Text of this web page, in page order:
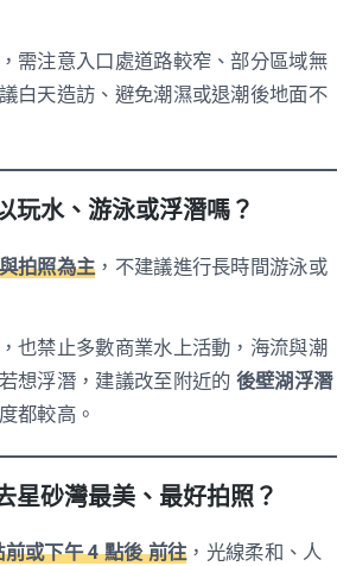
需注意入口處道路較窄、部分區域無
白天造訪、避免潮濕或退潮後地面不
玩水、游泳或浮潛嗎？
拍照為主 ，不建議進行長時間游泳或
也禁止多數商業水上活動，海流與潮
想浮潛，建議改至附近的 後壁湖浮潛
都較高。
星砂灣最美、最好拍照？
或下午 4 點後 前往，光線柔和、人